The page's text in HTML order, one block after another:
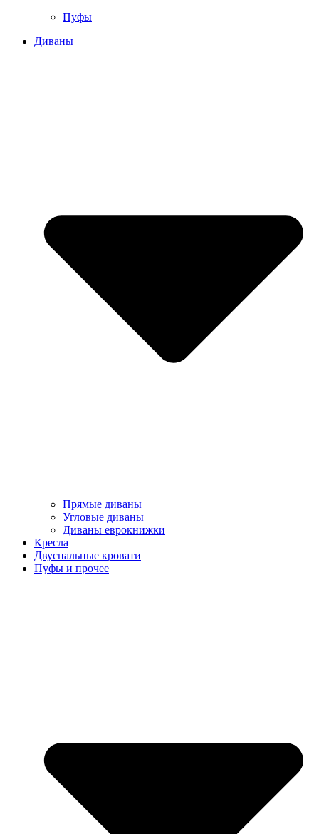
Пуфы
Диваны
Прямые диваны
Угловые диваны
Диваны еврокнижки
Кресла
Двуспальные кровати
Пуфы и прочее